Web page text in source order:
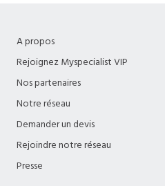
A propos
Rejoignez Myspecialist VIP
Nos partenaires
Notre réseau
Demander un devis
Rejoindre notre réseau
Presse